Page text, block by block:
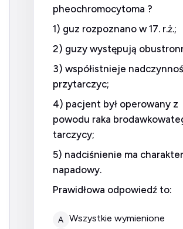
pheochromocytoma ?
1) guz rozpoznano w 17. r.ż.;
2) guzy występują
3) współistnieje
przytarczyc;
4) pacjent był operowany z
powodu raka
tarczycy;
5) nadciśnienie ma charakter
napadowy.
Prawidłowa odpowiedź to:
A wszystkie wymienione